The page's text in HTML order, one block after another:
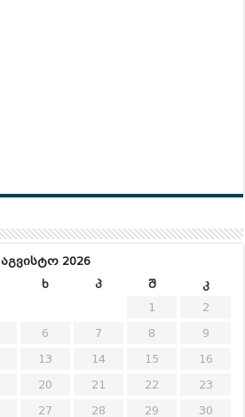
აგვისტო 2026
ხ პ შ
კ
1
2
6 7 8
9
13 14 15
16
20 21 22
23
27 28 29 30